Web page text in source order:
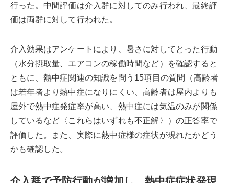
行った。中間評価は介入群に対してのみ行われ、最終評
価は両群に対して行われた。
介入効果はアンケートにより、暑さに対してとった行動
（水分摂取量、エアコンの稼働時間など）を確認すると
ともに、熱中症関連の知識を問う15項目の質問（高齢者
は若年者より熱中症になりにくい、高齢者は屋内よりも
屋外で熱中症発症率が高い、熱中症には気温のみが関係
しているなど〈これらはいずれも不正解〉）の正答率で
評価した。また、実際に熱中症様の症状が現れたかどう
かも確認した。